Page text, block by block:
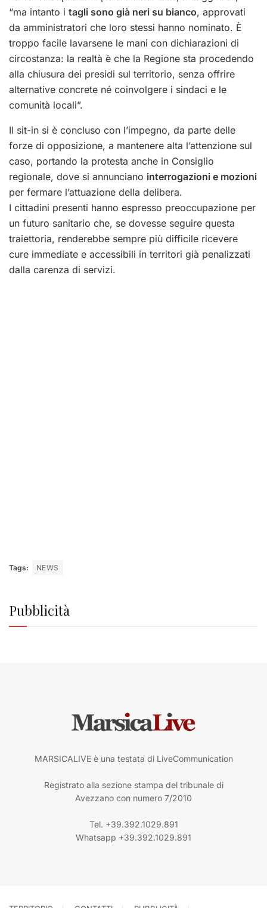
“ma intanto i tagli sono già neri su bianco, approvati
da amministratori che loro stessi hanno nominato. È
troppo facile lavarsene le mani con dichiarazioni di
circostanza: la realtà è che la Regione sta procedendo
alla chiusura dei presidi sul territorio, senza offrire
alternative concrete né coinvolgere i sindaci e le
comunità locali”.
Il sit-in si è concluso con l’impegno, da parte delle
forze di opposizione, a mantenere alta l’attenzione sul
caso, portando la protesta anche in Consiglio
regionale, dove si annunciano interrogazioni e mozioni
per fermare l’attuazione della delibera.
I cittadini presenti hanno espresso preoccupazione per
un futuro sanitario che, se dovesse seguire questa
traiettoria, renderebbe sempre più difficile ricevere
cure immediate e accessibili in territori già penalizzati
dalla carenza di servizi.
Tags: NEWS
Pubblicità
MARSICALIVE è una testata di LiveCommunication
Registrato alla sezione stampa del tribunale di
Avezzano con numero 7/2010
Tel. +39.392.1029.891
Whatsapp +39.392.1029.891